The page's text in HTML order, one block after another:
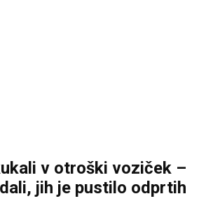
v otroški voziček –
jih je pustilo odprtih